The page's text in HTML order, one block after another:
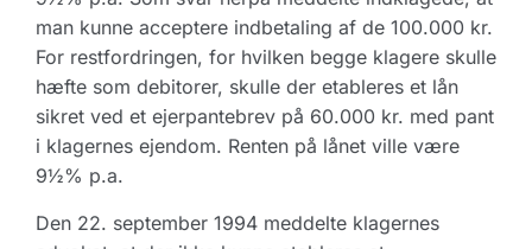
man kunne acceptere indbetaling af de 100.000 kr.
For restfordringen, for hvilken begge klagere skulle
hæfte som debitorer, skulle der etableres et lån
sikret ved et ejerpantebrev på 60.000 kr. med pant
i klagernes ejendom. Renten på lånet ville være
9½% p.a.
Den 22. september 1994 meddelte klagernes